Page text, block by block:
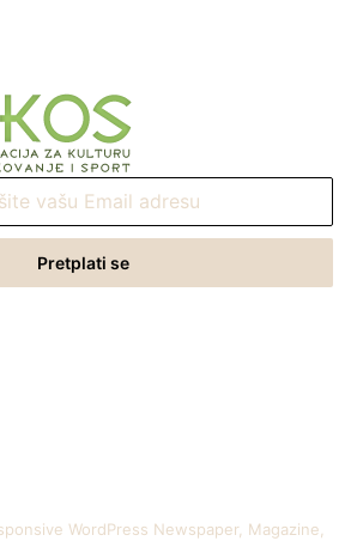
WordPress Newspaper, Magazine,